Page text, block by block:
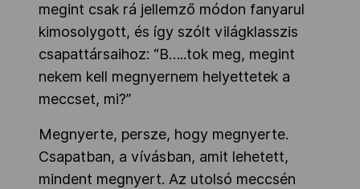
megint csak rá jellemző módon fanyarul
kimosolygott, és így szólt világklasszis
csapattársaihoz: “B…..tok meg, megint
nekem kell megnyernem helyettetek a
meccset, mi?”
Megnyerte, persze, hogy megnyerte.
Csapatban, a vívásban, amit lehetett,
mindent megnyert. Az utolsó meccsén